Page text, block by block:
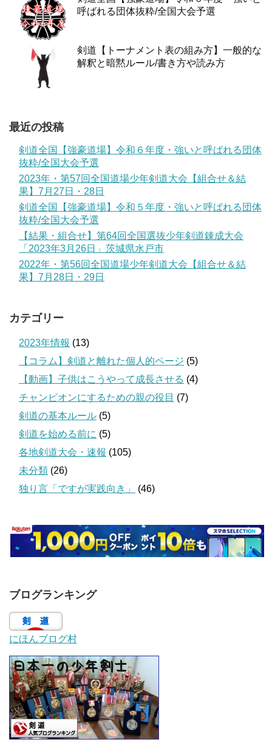
呼ばれる団体抜粋/全国大会予選
剣道【トーナメント表の組み方】一般的な
解釈と暗黙ルール/書き方や読み方
最近の投稿
剣道全国【強豪道場】令和６年度・強いと呼ばれる団体
抜粋/全国大会予選
2023年・第57回全国道場少年剣道大会【組合せ＆結
果】7月27日・28日
剣道全国【強豪道場】令和５年度・強いと呼ばれる団体
抜粋/全国大会予選
【結果・組合せ】第64回全国選抜少年剣道錬成大会
「2023年3月26日」茨城県水戸市
2022年・第56回全国道場少年剣道大会【組合せ＆結
果】7月28日・29日
カテゴリー
2023年情報 (13)
【コラム】剣道と離れた個人的ページ (5)
【動画】子供はこうやって成長させる (4)
チャンピオンにするための親の役目 (7)
剣道の基本ルール (5)
剣道を始める前に (5)
各地剣道大会・速報 (105)
未分類 (26)
独り言「ですが実践向き」
(46)
ブログランキング
にほんブログ村